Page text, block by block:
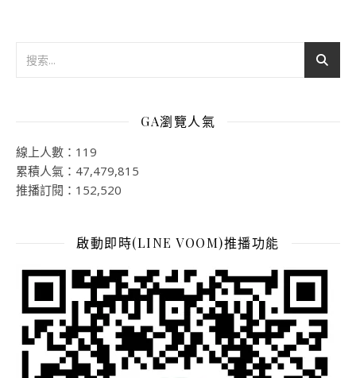
GA瀏覽人氣
線上人數：119
累積人氣：47,479,815
推播訂閱：152,520
啟動即時(LINE VOOM)推播功能